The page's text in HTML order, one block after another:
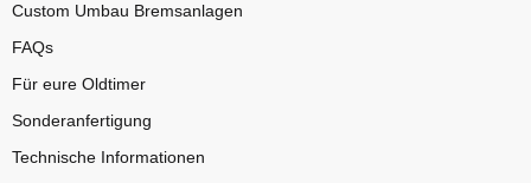
Custom Umbau Bremsanlagen
FAQs
Für eure Oldtimer
Sonderanfertigung
Technische Informationen